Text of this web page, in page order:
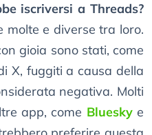
iscriversi a Threads?
molte e diverse tra loro.
gioia sono stati, come
X, fuggiti a causa della
negativa. Molti
app, come Blueskye